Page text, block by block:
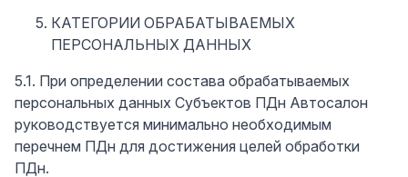
КАТЕГОРИИ ОБРАБАТЫВАЕМЫХ
ПЕРСОНАЛЬНЫХ ДАННЫХ
5.1. При определении состава обрабатываемых
персональных данных Субъектов ПДн Автосалон
руководствуется минимально необходимым
перечнем ПДн для достижения целей обработки
ПДн.